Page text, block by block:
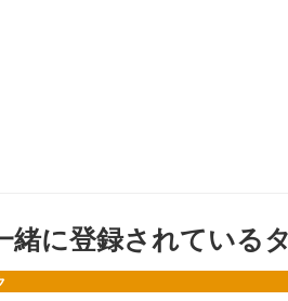
緒に登録されている